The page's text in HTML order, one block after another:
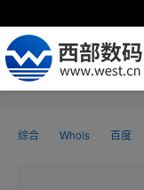
综合 Whois 百度